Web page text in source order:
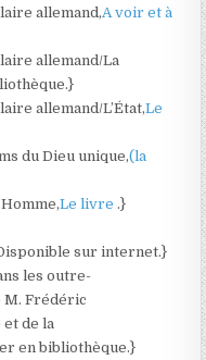
allemand,A voir et à
allemand/La
allemand/L’État,Le
du Dieu unique,(la
Le livre.}
sur internet.}
les outre-
Frédéric
de la
en bibliothèque.}